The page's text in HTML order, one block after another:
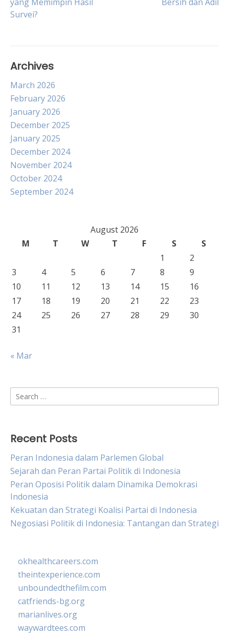
navigation
Survei?
Archives
March 2026
February 2026
January 2026
December 2025
January 2025
December 2024
November 2024
October 2024
September 2024
August 2026
M
T W T F S
S
1
2
3
4 5 6 7 8
9
10
11 12 13 14 15
16
17
18 19 20 21 22
23
24
25 26 27 28 29
30
31
« Mar
Search
for:
Recent Posts
Peran Indonesia dalam Parlemen Global
Sejarah dan Peran Partai Politik di Indonesia
Peran Oposisi Politik dalam Dinamika Demokrasi
Indonesia
Kekuatan dan Strategi Koalisi Partai di Indonesia
Negosiasi Politik di Indonesia: Tantangan dan Strategi
okhealthcareers.com
theintexperience.com
unboundedthefilm.com
catfriends-bg.org
marianlives.org
waywardtees.com